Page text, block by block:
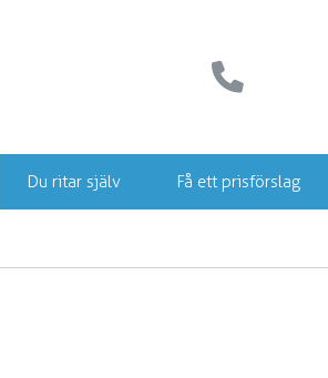
Du ritar själv Få ett prisförslag